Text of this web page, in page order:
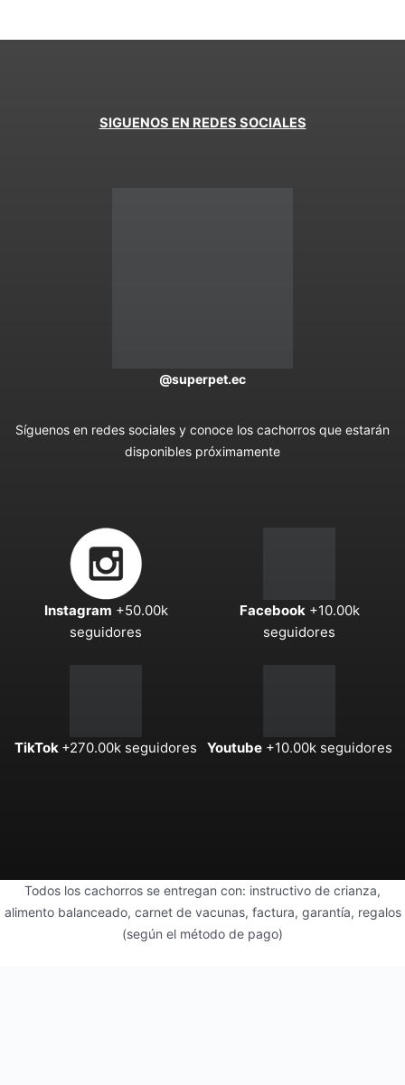
SIGUENOS EN REDES SOCIALES
@superpet.ec
Síguenos en redes sociales y conoce los cachorros que estarán
disponibles próximamente
Instagram +50.00k
seguidores
TikTok +270.00k seguidores
Facebook+10.00k
seguidores
Youtube+10.00k seguidores
Todos los cachorros se entregan con: instructivo de crianza,
alimento balanceado, carnet de vacunas, factura, garantía, regalos
(según el método de pago)